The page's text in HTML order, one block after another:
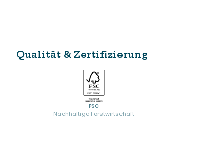
Qualität & Zertifizierung
FSC
Nachhaltige Forstwirtschaft